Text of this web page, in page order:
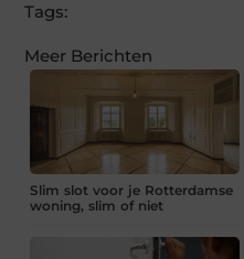
Tags:
Meer Berichten
Slim slot voor je Rotterdamse
woning, slim of niet